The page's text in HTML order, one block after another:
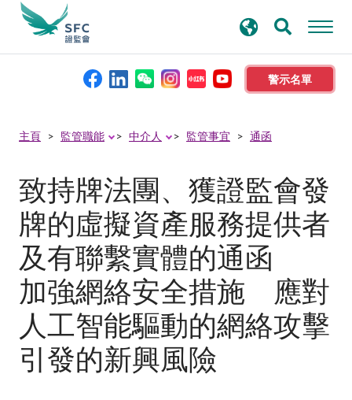
警示名單
本會簡介
監管職能
規則及標準
資料庫
新聞稿及公布
加入本會
尋
主頁 監管職能 中介人 監管事宜 通函
致持牌法團、獲證監會發
牌的虛擬資產服務提供者
及有聯繫實體的通函
加強網絡安全措施 應對
人工智能驅動的網絡攻擊
引發的新興風險